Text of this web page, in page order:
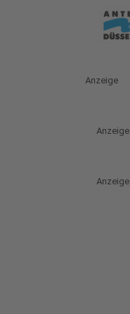
Anzeige
Anzeige
Anzeige